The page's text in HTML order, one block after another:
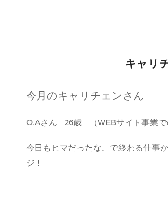
キャリ
今月のキャリチェンさん
O.Aさん 26歳 （WEBサイト事業
今日もヒマだったな。で終わる仕事
ジ！